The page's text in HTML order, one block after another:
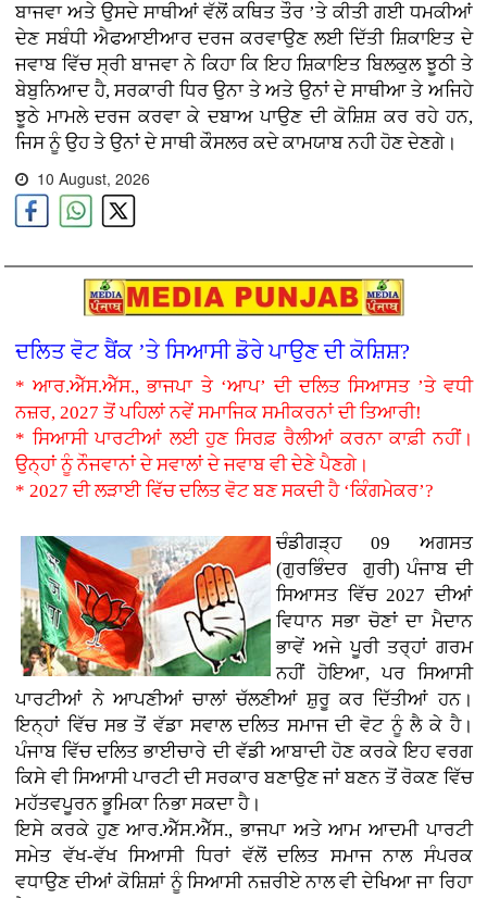
ਬਾਜਵਾ ਅਤੇ ਉਸਦੇ ਸਾਥੀਆਂ ਵੱਲੋਂ ਕਥਿਤ ਤੌਰ ’ਤੇ ਕੀਤੀ ਗਈ ਧਮਕੀਆਂ
ਦੇਣ ਸਬੰਧੀ ਐਫਆਈਆਰ ਦਰਜ ਕਰਵਾਉਣ ਲਈ ਦਿੱਤੀ ਸ਼ਿਕਾਇਤ ਦੇ
ਜਵਾਬ ਵਿੱਚ ਸ੍ਰੀ ਬਾਜਵਾ ਨੇ ਕਿਹਾ ਕਿ ਇਹ ਸ਼ਿਕਾਇਤ ਬਿਲਕੁਲ ਝੂਠੀ ਤੇ
ਬੇਬੁਨਿਆਦ ਹੈ, ਸਰਕਾਰੀ ਧਿਰ ਉਨਾ ਤੇ ਅਤੇ ਉਨਾਂ ਦੇ ਸਾਥੀਆ ਤੇ ਅਜਿਹੇ
ਝੂਠੇ ਮਾਮਲੇ ਦਰਜ ਕਰਵਾ ਕੇ ਦਬਾਅ ਪਾਉਣ ਦੀ ਕੋਸ਼ਿਸ਼ ਕਰ ਰਹੇ ਹਨ,
ਜਿਸ ਨੂੰ ਉਹ ਤੇ ਉਨਾਂ ਦੇ ਸਾਥੀ ਕੌਸਲਰ ਕਦੇ ਕਾਮਯਾਬ ਨਹੀ ਹੋਣ ਦੇਣਗੇ।
10 August, 2026
ਦਲਿਤ ਵੋਟ ਬੈਂਕ ’ਤੇ ਸਿਆਸੀ ਡੋਰੇ ਪਾਉਣ ਦੀ ਕੋਸ਼ਿਸ਼?
* ਆਰ.ਐੱਸ.ਐੱਸ., ਭਾਜਪਾ ਤੇ ‘ਆਪ’ ਦੀ ਦਲਿਤ ਸਿਆਸਤ ’ਤੇ ਵਧੀ
ਨਜ਼ਰ, 2027 ਤੋਂ ਪਹਿਲਾਂ ਨਵੇਂ ਸਮਾਜਿਕ ਸਮੀਕਰਨਾਂ ਦੀ ਤਿਆਰੀ!
* ਸਿਆਸੀ ਪਾਰਟੀਆਂ ਲਈ ਹੁਣ ਸਿਰਫ਼ ਰੈਲੀਆਂ ਕਰਨਾ ਕਾਫ਼ੀ ਨਹੀਂ।
ਉਨ੍ਹਾਂ ਨੂੰ ਨੌਜਵਾਨਾਂ ਦੇ ਸਵਾਲਾਂ ਦੇ ਜਵਾਬ ਵੀ ਦੇਣੇ ਪੈਣਗੇ।
* 2027 ਦੀ ਲੜਾਈ ਵਿੱਚ ਦਲਿਤ ਵੋਟ ਬਣ ਸਕਦੀ ਹੈ ‘ਕਿੰਗਮੇਕਰ’?
ਚੰਡੀਗੜ੍ਹ 09 ਅਗਸਤ
(ਗੁਰਭਿੰਦਰ ਗੁਰੀ)ਪੰਜਾਬ ਦੀ
ਸਿਆਸਤ ਵਿੱਚ 2027 ਦੀਆਂ
ਵਿਧਾਨ ਸਭਾ ਚੋਣਾਂ ਦਾ ਮੈਦਾਨ
ਭਾਵੇਂ ਅਜੇ ਪੂਰੀ ਤਰ੍ਹਾਂ ਗਰਮ
ਨਹੀਂ ਹੋਇਆ, ਪਰ ਸਿਆਸੀ
ਪਾਰਟੀਆਂ ਨੇ ਆਪਣੀਆਂ ਚਾਲਾਂ ਚੱਲਣੀਆਂ ਸ਼ੁਰੂ ਕਰ ਦਿੱਤੀਆਂ ਹਨ।
ਇਨ੍ਹਾਂ ਵਿੱਚ ਸਭ ਤੋਂ ਵੱਡਾ ਸਵਾਲ ਦਲਿਤ ਸਮਾਜ ਦੀ ਵੋਟ ਨੂੰ ਲੈ ਕੇ ਹੈ।
ਪੰਜਾਬ ਵਿੱਚ ਦਲਿਤ ਭਾਈਚਾਰੇ ਦੀ ਵੱਡੀ ਆਬਾਦੀ ਹੋਣ ਕਰਕੇ ਇਹ ਵਰਗ
ਕਿਸੇ ਵੀ ਸਿਆਸੀ ਪਾਰਟੀ ਦੀ ਸਰਕਾਰ ਬਣਾਉਣ ਜਾਂ ਬਣਨ ਤੋਂ ਰੋਕਣ ਵਿੱਚ
ਮਹੱਤਵਪੂਰਨ ਭੂਮਿਕਾ ਨਿਭਾ ਸਕਦਾ ਹੈ।
ਇਸੇ ਕਰਕੇ ਹੁਣ ਆਰ.ਐੱਸ.ਐੱਸ., ਭਾਜਪਾ ਅਤੇ ਆਮ ਆਦਮੀ ਪਾਰਟੀ
ਸਮੇਤ ਵੱਖ-ਵੱਖ ਸਿਆਸੀ ਧਿਰਾਂ ਵੱਲੋਂ ਦਲਿਤ ਸਮਾਜ ਨਾਲ ਸੰਪਰਕ
ਵਧਾਉਣ ਦੀਆਂ ਕੋਸ਼ਿਸ਼ਾਂ ਨੂੰ ਸਿਆਸੀ ਨਜ਼ਰੀਏ ਨਾਲ ਵੀ ਦੇਖਿਆ ਜਾ ਰਿਹਾ